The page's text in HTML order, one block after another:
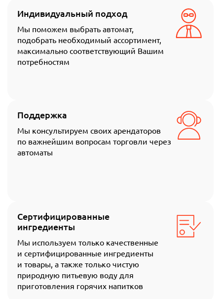
Индивидуальный подход
Мы поможем выбрать автомат,
подобрать необходимый ассортимент,
максимально соответствующий Вашим
потребностям
Поддержка
Мы консультируем своих арендаторов
по важнейшим вопросам торговли через
автоматы
Сертифицированные
ингредиенты
Мы используем только качественные
и сертифицированные ингредиенты
и товары, а также только чистую
природную питьевую воду для
приготовления горячих напитков